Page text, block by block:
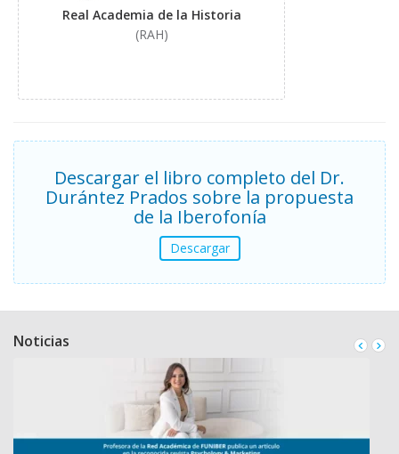
Real Academia de la Historia
(RAH)
Descargar el libro completo del Dr.
Durántez Prados sobre la propuesta
de la Iberofonía
Descargar
Noticias